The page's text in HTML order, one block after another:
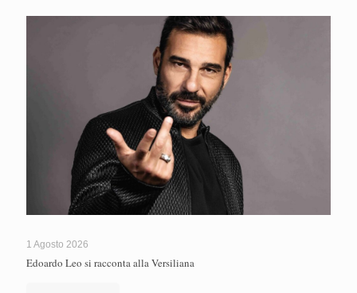
1 Agosto 2026
Edoardo Leo si racconta alla Versiliana